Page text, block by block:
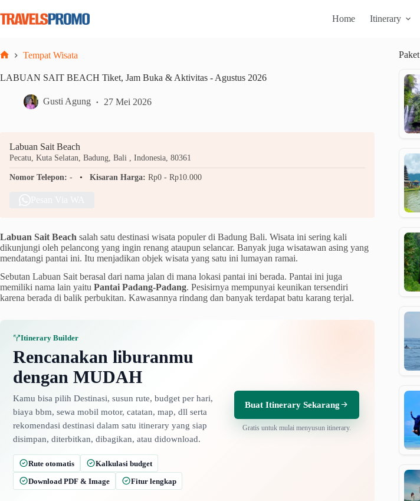
to
content
Home Itinerary
Tempat Wisata
LABUAN SAIT BEACH Tiket, Jam Buka & Aktivitas - Agustus 2026
Gusti Agung 27 Mei 2026
Labuan Sait Beach
Pecatu, Kuta Selatan, Badung, Bali , Indonesia, 80361
Nomor Telepon: - Kisaran Harga: Rp0 - Rp10.000
Labuan Sait Beach salah satu destinasi wisata populer di Badung Bali. Wisata ini sering kali
dikunjungi oleh pelancong yang ingin renang ataupun selancar. Banyak juga wisatawan asing yang
mendatangi pantai ini. Itu menjadikan objek wisata yang satu ini lumayan ramai.
Sebutan Labuan Sait berasal dari nama jalan di mana lokasi pantai ini berada. Pantai ini juga
memiliki nama lain yaitu Pantai Padang-Padang. Pesisirnya mempunyai keunikan tersendiri
karena berada di balik perbukitan. Kawasannya rindang dan banyak terdapat batu karang terjal.
Itinerary Builder
Rencanakan liburanmu
dengan MUDAH
Kamu bisa pilih Destinasi, susun rute, budget per hari,
biaya bbm, sewa mobil motor, catatan, map, dll serta
rekomendasi destinasi dalam satu itinerary yang siap
disimpan, diterbitkan, dibagikan, atau didownload.
Rute otomatis
Kalkulasi budget
Download PDF & Image
Fitur lengkap
Buat Itinerary Sekarang
Gratis untuk mulai menyusun itinerary.
Paket